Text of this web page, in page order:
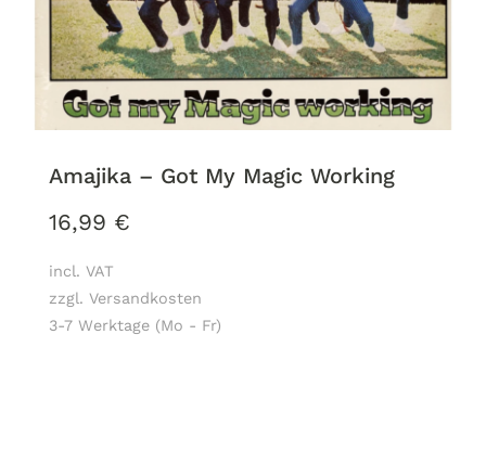
Amajika – Got My Magic Working
16,99 €
incl. VAT
zzgl. Versandkosten
3-7 Werktage (Mo - Fr)